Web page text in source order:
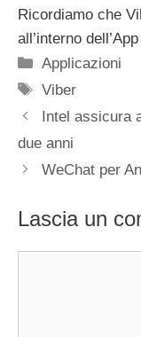
Ricordiamo che
all’interno
Categorie
Applicazioni
Tag
Viber
Intel assicura
due anni
WeChat per
Lascia un